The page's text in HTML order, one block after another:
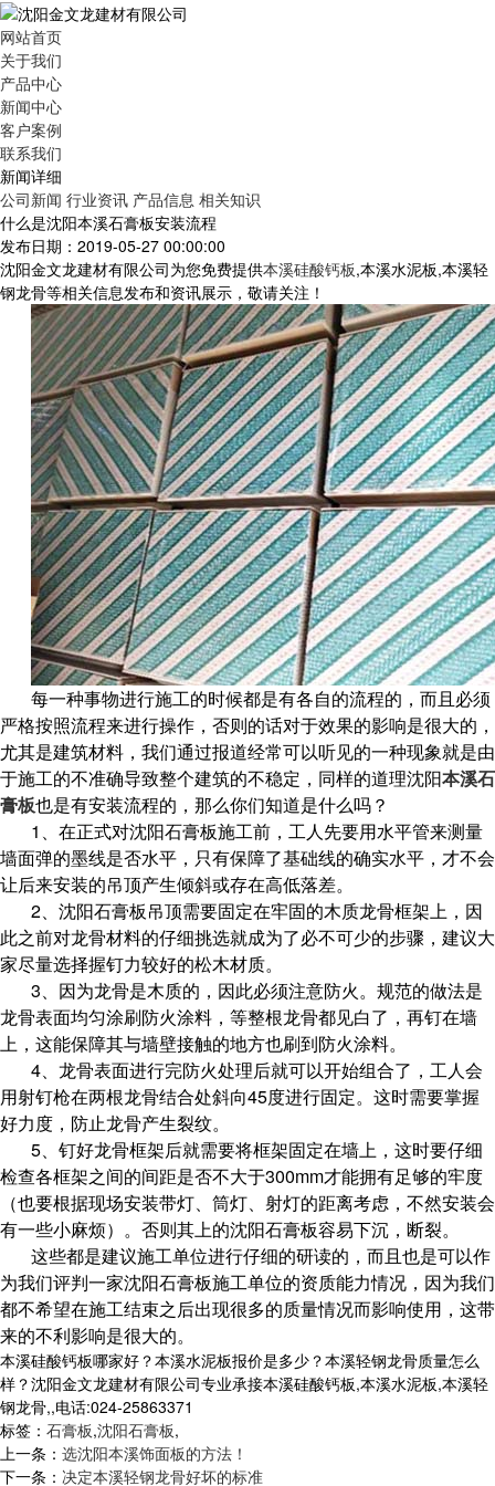
网站首页
关于我们
产品中心
新闻中心
客户案例
联系我们
新闻详细
公司新闻 行业资讯 产品信息 相关知识
什么是沈阳本溪石膏板安装流程
发布日期：2019-05-27 00:00:00
沈阳金文龙建材有限公司为您免费提供本溪硅酸钙板,本溪水泥板,本溪轻
钢龙骨等相关信息发布和资讯展示，敬请关注！
每一种事物进行施工的时候都是有各自的流程的，而且必须
严格按照流程来进行操作，否则的话对于效果的影响是很大的，
尤其是建筑材料，我们通过报道经常可以听见的一种现象就是由
于施工的不准确导致整个建筑的不稳定，同样的道理沈阳本溪石
膏板也是有安装流程的，那么你们知道是什么吗？
1、在正式对沈阳石膏板施工前，工人先要用水平管来测量
墙面弹的墨线是否水平，只有保障了基础线的确实水平，才不会
让后来安装的吊顶产生倾斜或存在高低落差。
2、沈阳石膏板吊顶需要固定在牢固的木质龙骨框架上，因
此之前对龙骨材料的仔细挑选就成为了必不可少的步骤，建议大
家尽量选择握钉力较好的松木材质。
3、因为龙骨是木质的，因此必须注意防火。规范的做法是
龙骨表面均匀涂刷防火涂料，等整根龙骨都见白了，再钉在墙
上，这能保障其与墙壁接触的地方也刷到防火涂料。
4、龙骨表面进行完防火处理后就可以开始组合了，工人会
用射钉枪在两根龙骨结合处斜向45度进行固定。这时需要掌握
好力度，防止龙骨产生裂纹。
5、钉好龙骨框架后就需要将框架固定在墙上，这时要仔细
检查各框架之间的间距是否不大于300mm才能拥有足够的牢度
（也要根据现场安装带灯、筒灯、射灯的距离考虑，不然安装会
有一些小麻烦）。否则其上的沈阳石膏板容易下沉，断裂。
这些都是建议施工单位进行仔细的研读的，而且也是可以作
为我们评判一家沈阳石膏板施工单位的资质能力情况，因为我们
都不希望在施工结束之后出现很多的质量情况而影响使用，这带
来的不利影响是很大的。
本溪硅酸钙板哪家好？本溪水泥板报价是多少？本溪轻钢龙骨质量怎么
样？沈阳金文龙建材有限公司专业承接本溪硅酸钙板,本溪水泥板,本溪轻
钢龙骨,,电话:024-25863371
标签： 石膏板,沈阳石膏板,
上一条： 选沈阳本溪饰面板的方法！
下一条： 决定本溪轻钢龙骨好坏的标准